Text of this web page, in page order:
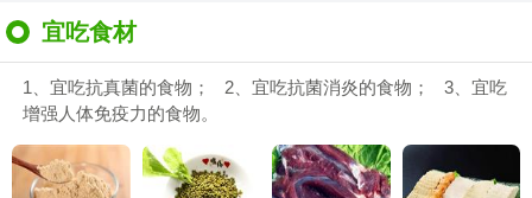
宜吃食材
1、宜吃抗真菌的食物； 2、宜吃抗菌消炎的食物； 3、宜吃
增强人体免疫力的食物。